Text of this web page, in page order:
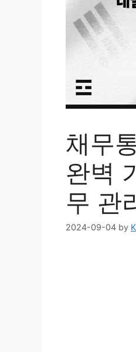
채무
완벽
무 관
2024-09-04 by